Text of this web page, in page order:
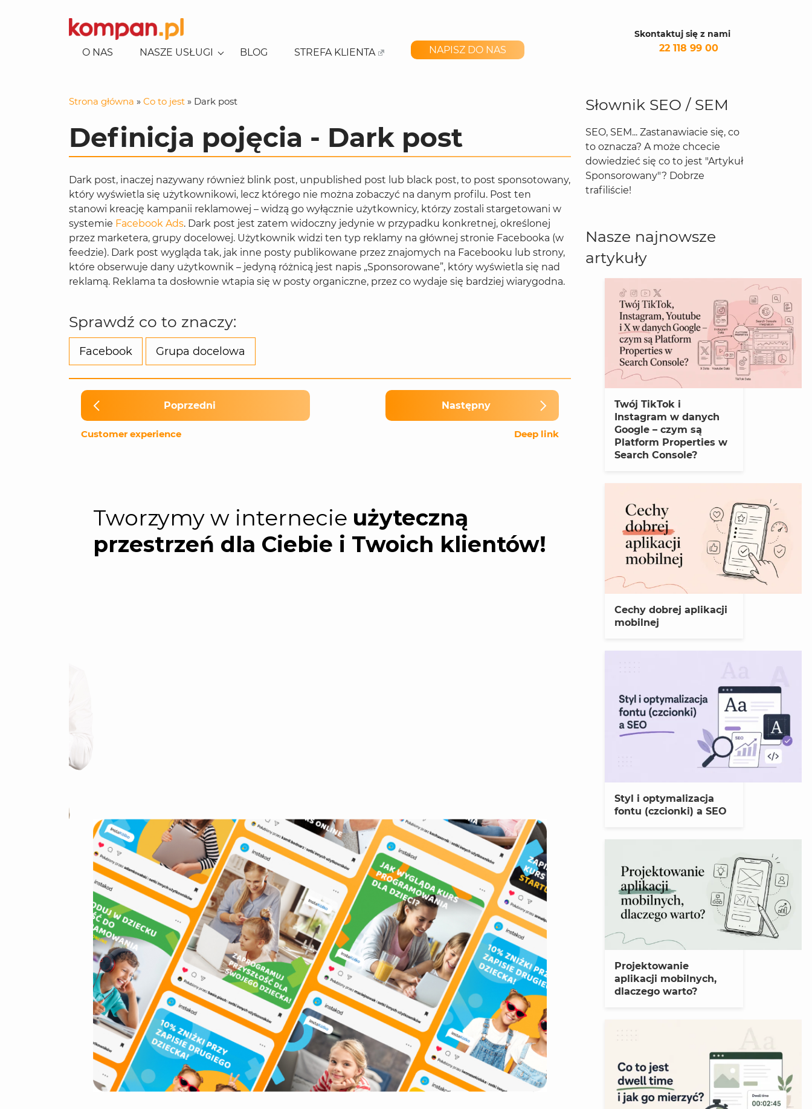
O NAS
NASZE USŁUGI
POZYCJONOWANIE
POZYCJONOWANIE SKLEPÓW
KAMPANIE REKLAMOWE
REKLAMA W GOOGLE
REKLAMA NA FACEBOOKU
REKLAMA NA TIKTOKU
CONSENT MODE
SOCIAL MEDIA
BUDOWA STRON I APLIKACJI
E-COMMERCE
GENEROWANIE LEADÓW
ANALITYKA
BLOG STREFA KLIENTA NAPISZ DO NAS
Skontaktuj się z nami
22 118 99 00
Strona główna » Co to jest » Dark post
Definicja pojęcia - Dark post
Dark post, inaczej nazywany również blink post, unpublished post lub black post, to post sponsotowany,
który wyświetla się użytkownikowi, lecz którego nie można zobaczyć na danym profilu. Post ten
stanowi kreację kampanii reklamowej – widzą go wyłącznie użytkownicy, którzy zostali stargetowani w
systemie Facebook Ads. Dark post jest zatem widoczny jedynie w przypadku konkretnej, określonej
przez marketera, grupy docelowej. Użytkownik widzi ten typ reklamy na głównej stronie Facebooka (w
feedzie). Dark post wygląda tak, jak inne posty publikowane przez znajomych na Facebooku lub strony,
które obserwuje dany użytkownik – jedyną różnicą jest napis „Sponsorowane”, który wyświetla się nad
reklamą. Reklama ta dosłownie wtapia się w posty organiczne, przez co wydaje się bardziej wiarygodna.
Sprawdź co to znaczy:
Facebook Grupa docelowa
Poprzedni
Customer experience
Następny
Deep link
Słownik SEO / SEM
SEO, SEM... Zastanawiacie się, co
to oznacza? A może chcecie
dowiedzieć się co to jest "Artykuł
Sponsorowany"? Dobrze
trafiliście!
Nasze najnowsze
artykuły
Twój TikTok i
Instagram w danych
Google – czym są
Platform Properties w
Search Console?
Cechy dobrej aplikacji
mobilnej
Styl i optymalizacja
fontu (czcionki) a SEO
Projektowanie
aplikacji mobilnych,
dlaczego warto?